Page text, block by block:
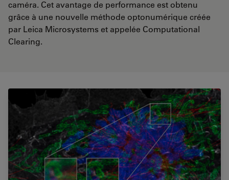
caméra. Cet avantage de performance est obtenu
grâce à une nouvelle méthode optonumérique créée
par Leica Microsystems et appelée Computational
Clearing.